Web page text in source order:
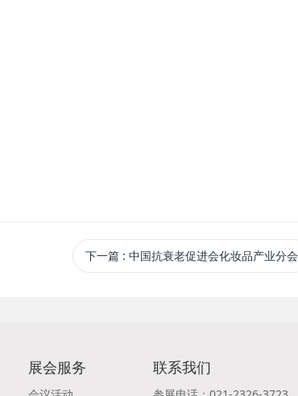
下一篇 : 中国抗衰老促进会化妆品产业分会
展会服务 联系我们